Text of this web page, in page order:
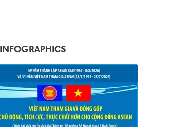
INFOGRAPHICS